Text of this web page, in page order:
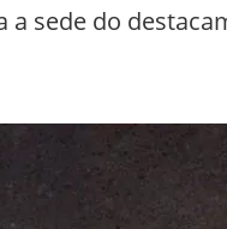
a sede do